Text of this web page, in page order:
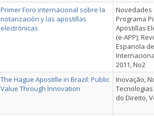
Primer Foro internacional sobre la
notarización y las apostillas
electrónicas
Novedades
Programa
Apostillas
(e-APP);
Espanola
2011, No2
The Hague Apostille in Brazil: Public
Value Through Innovation
Inovação,
do Direito,